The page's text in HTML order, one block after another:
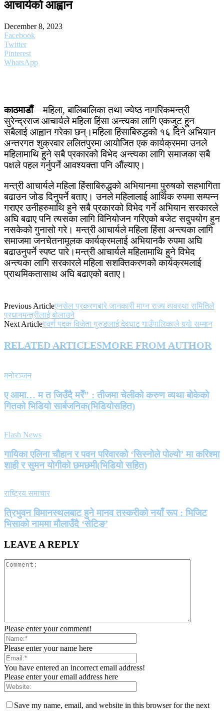
आचार्यकाे आह्वान
December 8, 2023
Facebook
Twitter
Pinterest
WhatsApp
काठमाडाैँ– महिला, बालिबालिका तथा ज्येष्ठ नागरिकमन्त्री
सुरेन्द्रराज आचार्यले महिला हिंसा अन्त्यका लागि एकजुट हुन
सबैलाई आह्वान गरेका छन्।महिला हिंसाबिरुद्धको १६ दिने अभियान
अन्तरगत शुक्रवार ललितपुरमा आयोजित एक कार्यक्रममा उनले
महिलामाथि हुने सबै प्रकारको विभेद अन्त्यका लागि समाजका सबै
पक्षले पहल गर्नुपर्ने आवश्यक्ता पनि औंल्याए।
मन्त्री आचार्यले महिला हिंसाबिरुद्धको अभियानमा पुरुषको सहभागिता
बढाउन जोड दिनुपर्ने बताए। उनले महिलालाई आर्थिक रुपमा सम्पन्न
गराएर उनीहरुमाथि हुने सबै प्रकारको विभेद गर्ने अभियान सरकारले
अघि बढाए पनि त्यसका लागि विनियोजन गरिएको बजेट सदुपयोग हुन
नसकेको गुनासो गरे। मन्त्री आचार्यले महिला हिंसा अन्त्यका लागि
समाजमा जनचेतनामूलक कार्यक्रमलाई अभियानकै रुपमा अघि
बढाउनुपर्ने स्पष्ट पारे।मन्त्री आचार्यले महिलामाथि हुने विभेद
अन्त्यका लागि सरकारले महिला सशक्तिकरणको कार्यक्रमलाई
प्राथमिकतासाथ अघि बढाएको बताए।
Previous Articleएनसेल प्रकरणबारे जानकारी माग्न राज्य व्यवस्था समितिले
प्रधानमन्त्रीलाई बोलाउने
Next Articleस्वर्ण पदक विजेता गुरुङलाई देवघाट गाउँपालिकाले गर्‍याे सम्मान
RELATED ARTICLESMORE FROM AUTHOR
मनोरञ्जन
ए आमा… म त जिउँदै मरेँ” : तीजमा चेलीको करुण व्यथा बोकेको
गितको भिडियो सार्बजनिक(भिडियोसहित)
Flash News
गायिका एलिना चौहान र पवन परिवारको ‘सिस्नोले पोल्यो’ मा करिश्मा
शाही र सुमन योगीको छमछमी(भिडियो सहित)
राष्ट्रिय समाचार
त्रिभुवन विमानस्थलबाट हुने मानव तस्करीको नयाँ रूप : भिजिट
भिसाको नाममा मौलाउँदै ‘सेटिङ’
LEAVE A REPLY
Please enter your comment!
Please enter your name here
You have entered an incorrect email address!
Please enter your email address here
Save my name, email, and website in this browser for the next